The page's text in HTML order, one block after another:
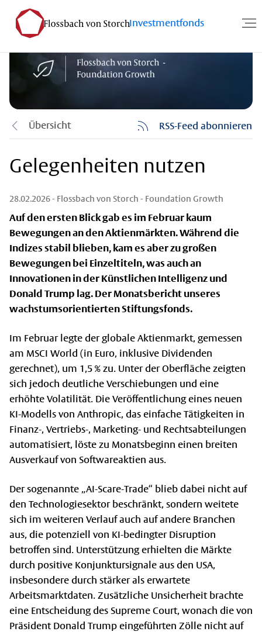
Investmentfonds
Übersicht RSS-Feed abonnieren
Gelegenheiten nutzen
28.02.2026- Flossbach von Storch - Foundation Growth
Auf den ersten Blick gab es im Februar kaum
Bewegungen an den Aktienmärkten. Während die
Indizes stabil blieben, kam es aber zu großen
Bewegungen bei Einzeltiteln, was auch an
Innovationen in der Künstlichen Intelligenz und
Donald Trump lag. Der Monatsbericht unseres
wachstumsorientierten Stiftungsfonds.
Im Februar legte der globale Aktienmarkt, gemessen
am MSCI World (in Euro, inklusive Dividenden
gerechnet), um 1,5 % zu. Unter der Oberfläche zeigten
sich jedoch deutliche Verschiebungen und eine
erhöhte Volatilität. Die Veröffentlichung eines neuen
KI-Modells von Anthropic, das einfache Tätigkeiten in
Finanz-, Vertriebs-, Marketing- und Rechtsabteilungen
automatisiert, löste zu Monatsbeginn einen breiten
Ausverkauf von Softwareaktien aus.
Der sogenannte „AI-Scare-Trade“ blieb dabei nicht auf
den Technologiesektor beschränkt, sondern weitete
sich im weiteren Verlauf auch auf andere Branchen
aus, die potenziell von KI-bedingter Disruption
betroffen sind. Unterstützung erhielten die Märkte
durch positive Konjunktursignale aus den USA,
insbesondere durch stärker als erwartete
Arbeitsmarktdaten. Zusätzliche Unsicherheit brachte
eine Entscheidung des Supreme Court, wonach die von
Präsident Donald Trump eingeführten Zölle nicht auf